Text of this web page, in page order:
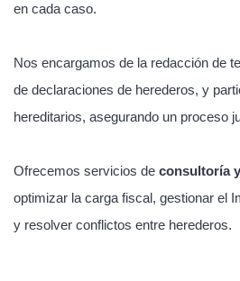
en cada caso.
Nos encargamos de la redacción de
de declaraciones de herederos, y
hereditarios, asegurando un proceso
Ofrecemos servicios de consultoría
optimizar la carga fiscal, gestionar el
y resolver conflictos entre herederos.